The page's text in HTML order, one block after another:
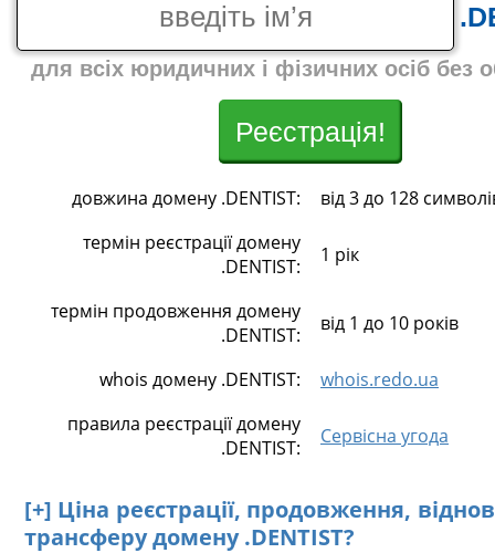
для всіх юридичних і фізичних осіб без
Реєстрація!
довжина домену .DENTIST:
від 3 до 128
термін реєстрації домену
.DENTIST:
1 рік
термін продовження домену
.DENTIST:
від 1 до 10 років
whois домену .DENTIST:
whois.redo.ua
правила реєстрації домену
.DENTIST:
Сервісна угода
[+] Ціна реєстрації, продовження,
трансферу домену .DENTIST?